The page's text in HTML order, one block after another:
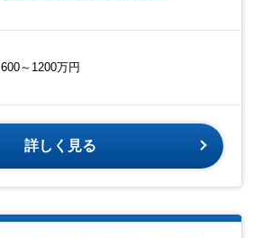
600～1200万円
詳しく見る